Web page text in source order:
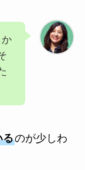
か
るのが少しわ